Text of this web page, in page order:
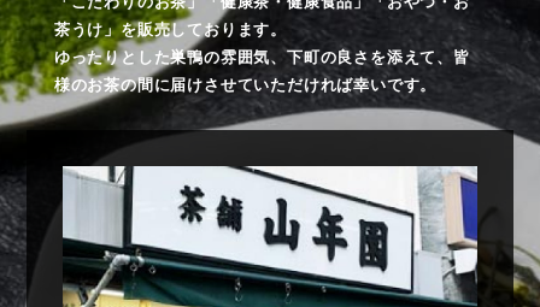
茶うけ」を販売しております。
ゆったりとした巣鴨の雰囲気、下町の良さを添えて、皆
様のお茶の間に届けさせていただければ幸いです。